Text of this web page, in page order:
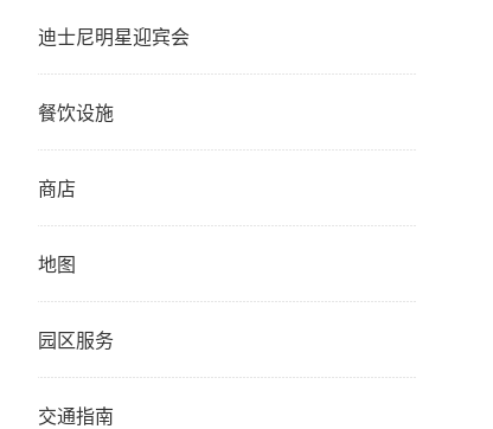
迪士尼明星迎宾会
餐饮设施
商店
地图
园区服务
交通指南